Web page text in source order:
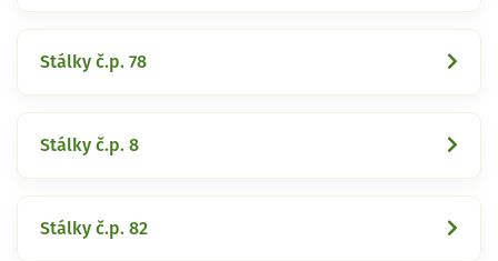
Stálky č.p. 78
Stálky č.p. 8
Stálky č.p. 82